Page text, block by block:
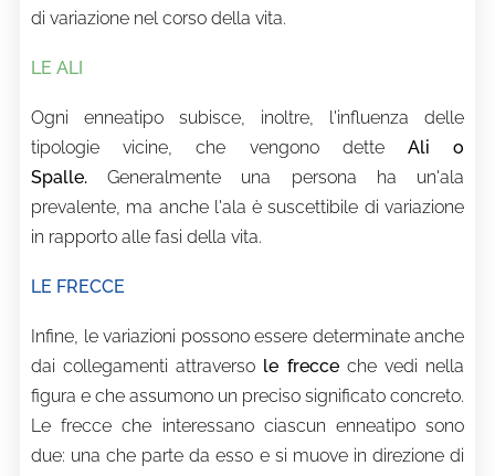
di variazione nel corso della vita.
LE ALI
Ogni enneatipo subisce, inoltre, l'influenza delle
tipologie vicine, che vengono dette Ali o
Spalle. Generalmente una persona ha un'ala
prevalente, ma anche l'ala è suscettibile di variazione
in rapporto alle fasi della vita.
LE FRECCE
Infine, le variazioni possono essere determinate anche
dai collegamenti attraverso le frecce che vedi nella
figura e che assumono un preciso significato concreto.
Le frecce che interessano ciascun enneatipo sono
due: una che parte da esso e si muove in direzione di